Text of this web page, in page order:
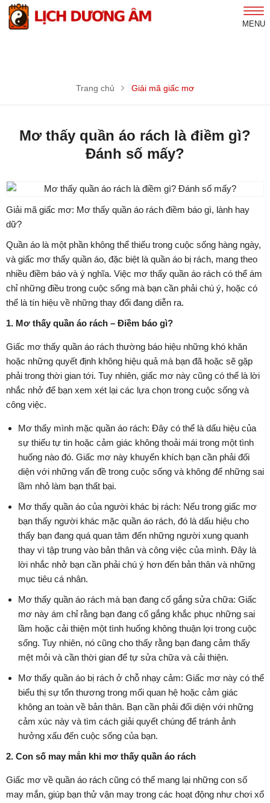
MENU
Trang chủ Giải mã giấc mơ
Mơ thấy quần áo rách là điềm gì?
Đánh số mấy?
Giải mã giấc mơ: Mơ thấy quần áo rách điềm báo gì, lành hay
dữ?
Quần áo là một phần không thể thiếu trong cuộc sống hàng ngày,
và giấc mơ thấy quần áo, đặc biệt là quần áo bị rách, mang theo
nhiều điềm báo và ý nghĩa. Việc mơ thấy quần áo rách có thể ám
chỉ những điều trong cuộc sống mà bạn cần phải chú ý, hoặc có
thể là tín hiệu về những thay đổi đang diễn ra.
1. Mơ thấy quần áo rách – Điềm báo gì?
Giấc mơ thấy quần áo rách thường báo hiệu những khó khăn
hoặc những quyết định không hiệu quả mà bạn đã hoặc sẽ gặp
phải trong thời gian tới. Tuy nhiên, giấc mơ này cũng có thể là lời
nhắc nhở để bạn xem xét lại các lựa chọn trong cuộc sống và
công việc.
Mơ thấy mình mặc quần áo rách: Đây có thể là dấu hiệu của
sự thiếu tự tin hoặc cảm giác không thoải mái trong một tình
huống nào đó. Giấc mơ này khuyến khích bạn cần phải đối
diện với những vấn đề trong cuộc sống và không để những sai
lầm nhỏ làm bạn thất bại.
Mơ thấy quần áo của người khác bị rách: Nếu trong giấc mơ
bạn thấy người khác mặc quần áo rách, đó là dấu hiệu cho
thấy bạn đang quá quan tâm đến những người xung quanh
thay vì tập trung vào bản thân và công việc của mình. Đây là
lời nhắc nhở bạn cần phải chú ý hơn đến bản thân và những
mục tiêu cá nhân.
Mơ thấy quần áo rách mà bạn đang cố gắng sửa chữa: Giấc
mơ này ám chỉ rằng bạn đang cố gắng khắc phục những sai
lầm hoặc cải thiện một tình huống không thuận lợi trong cuộc
sống. Tuy nhiên, nó cũng cho thấy rằng bạn đang cảm thấy
mệt mỏi và cần thời gian để tự sửa chữa và cải thiện.
Mơ thấy quần áo bị rách ở chỗ nhạy cảm: Giấc mơ này có thể
biểu thị sự tổn thương trong mối quan hệ hoặc cảm giác
không an toàn về bản thân. Bạn cần phải đối diện với những
cảm xúc này và tìm cách giải quyết chúng để tránh ảnh
hưởng xấu đến cuộc sống của bạn.
2. Con số may mắn khi mơ thấy quần áo rách
Giấc mơ về quần áo rách cũng có thể mang lại những con số
may mắn, giúp bạn thử vận may trong các hoạt động như chơi xổ